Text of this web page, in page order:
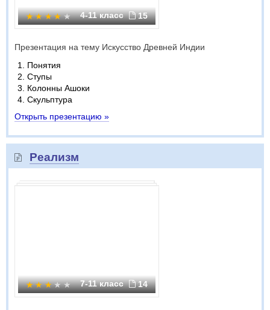
4-11 класс 15
Презентация на тему Искусство Древней Индии
Понятия
Ступы
Колонны Ашоки
Скульптура
Открыть презентацию »
Реализм
7-11 класс 14